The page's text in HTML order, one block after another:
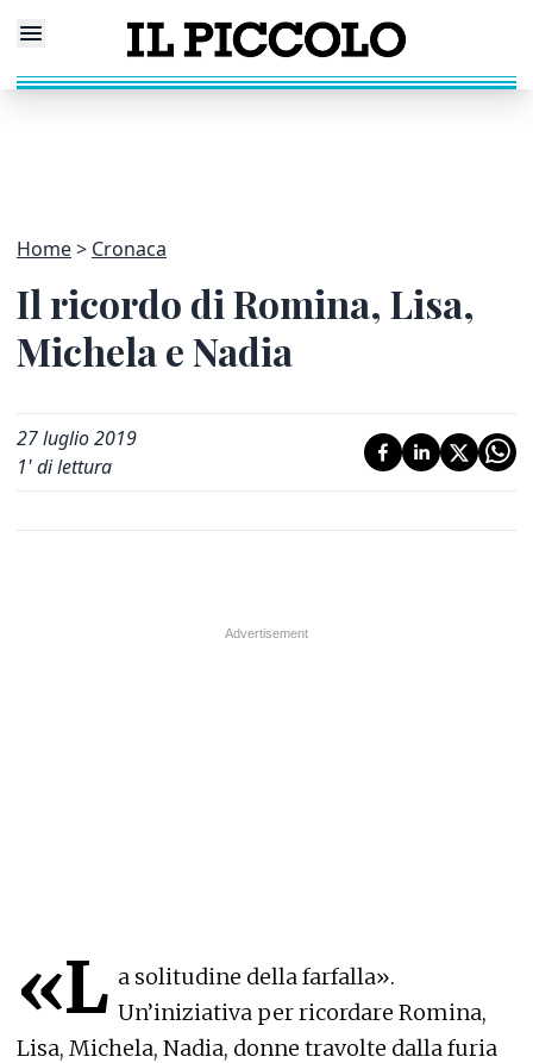
Home Cronaca
Il ricordo di Romina, Lisa,
Michela e Nadia
27 luglio 2019
1' di lettura
«L a solitudine della farfalla».
Un’iniziativa per ricordare Romina,
Lisa, Michela, Nadia, donne travolte dalla furia